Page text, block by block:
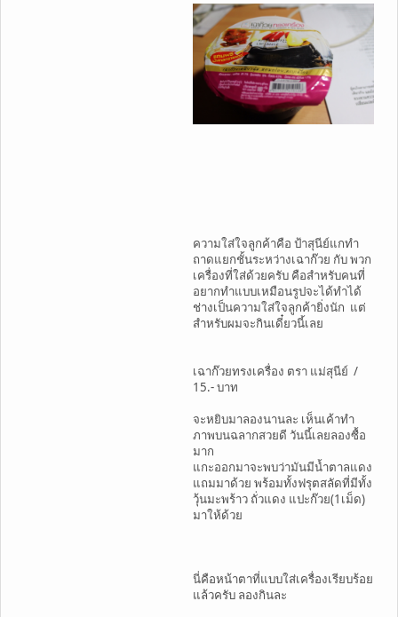
ความใส่ใจลูกค้าคือ ป้าสุนีย์แกทำ
ถาดแยกชั้นระหว่างเฉาก๊วย กับ พวก
เครื่องที่ใส่ด้วยครับ คือสำหรับคนที่
อยากทำแบบเหมือนรูปจะได้ทำได้
ช่างเป็นความใส่ใจลูกค้ายิ่งนัก แต่
สำหรับผมจะกินเดี๋ยวนี้เลย
เฉาก๊วยทรงเครื่อง ตรา แม่สุนีย์ /
15.- บาท
จะหยิบมาลองนานละ เห็นเค้าทำ
ภาพบนฉลากสวยดี วันนี้เลยลองซื้อ
มาก
แกะออกมาจะพบว่ามันมีน้ำตาลแดง
แถมมาด้วย พร้อมทั้งฟรุตสลัดที่มีทั้ง
วุ้นมะพร้าว ถั่วแดง แปะก๊วย(1เม็ด)
มาให้ด้วย
นี่คือหน้าตาที่แบบใส่เครื่องเรียบร้อย
แล้วครับ ลองกินละ